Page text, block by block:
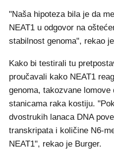
"Naša hipoteza bila je da
NEAT1 u odgovor na
stabilnost genoma", rekao
Kako bi testirali tu
proučavali kako NEAT1
genoma, takozvane
stanicama raka kostiju.
dvostrukih lanaca DNA
transkripata i količine N6-
NEAT1", rekao je Burger.